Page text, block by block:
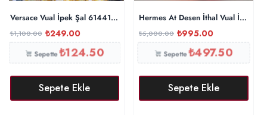
Versace Vual İpek Şal 614412 – Taba
₺1,100.00 ₺249.00
Sepette₺124.50
Sepete Ekle
Hermes At Desen İthal Vual İpek
₺5,000.00 ₺995.00
Sepette₺497.50
Sepete Ekle